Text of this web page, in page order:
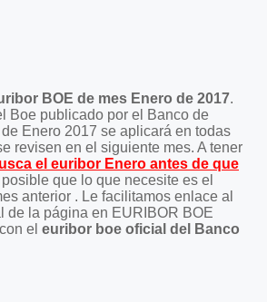
BOE de mes Enero de 2017.
Boe publicado por el Banco de
Enero 2017 se aplicará en todas
revisen en el siguiente mes. A tener
el euribor Enero antes de que
posible que lo que necesite es el
anterior . Le facilitamos enlace al
de la página en EURIBOR BOE
el euribor boe oficial del Banco